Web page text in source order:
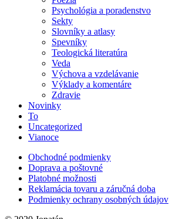
Psychológia a poradenstvo
Sekty
Slovníky a atlasy
Spevníky
Teologická literatúra
Veda
Výchova a vzdelávanie
Výklady a komentáre
Zdravie
Novinky
To
Uncategorized
Vianoce
Obchodné podmienky
Doprava a poštovné
Platobné možnosti
Reklamácia tovaru a záručná doba
Podmienky ochrany osobných údajov